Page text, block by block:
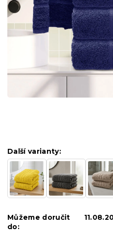
Další varianty:
Můžeme doručit
do: